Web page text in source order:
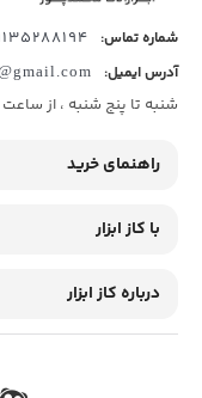
شماره تماس: - 09059162001 - 09111162110
آدرس ایمیل:
شنبه تا پنج شنبه ، از ساعت 9 صبح الی 21 پاسخگوی شما عزیزان هستیم.
راهنمای خرید
با کاز ابزار
درباره کاز ابزار